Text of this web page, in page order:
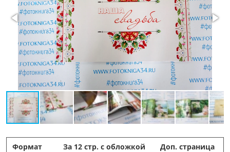
Формат За 12 стр. с обложкой
Доп. страница